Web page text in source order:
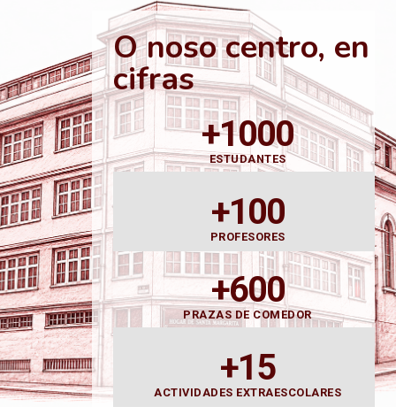
O noso centro, en
cifras
+1000
ESTUDANTES
+100
PROFESORES
+600
PRAZAS DE COMEDOR
+15
ACTIVIDADES EXTRAESCOLARES